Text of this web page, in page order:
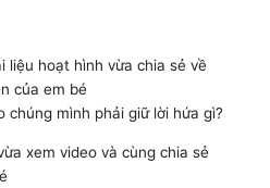
hoạt hình vừa chia sẻ về
của em bé
chúng mình phải giữ lời hứa gì?
xem video và cùng chia sẻ